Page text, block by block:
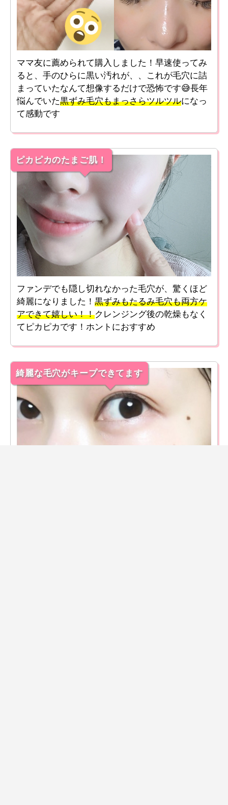
ママ友に薦められて購入しました！早速使ってみ
ると、手のひらに黒い汚れが、、これが毛穴に詰
まっていたなんて想像するだけで恐怖です😅長年
悩んでいた黒ずみ毛穴もまっさらツルツルになっ
て感動です
ピカピカのたまご肌！
ファンデでも隠し切れなかった毛穴が、驚くほど
綺麗になりました！ 黒ずみもたるみ毛穴も両方ケ
アできて嬉しい！！クレンジング後の乾燥もなく
てピカピカです！ホントにおすすめ
綺麗な毛穴がキープできてます